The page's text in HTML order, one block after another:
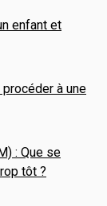
enfant et
à une
: Que se
tôt ?